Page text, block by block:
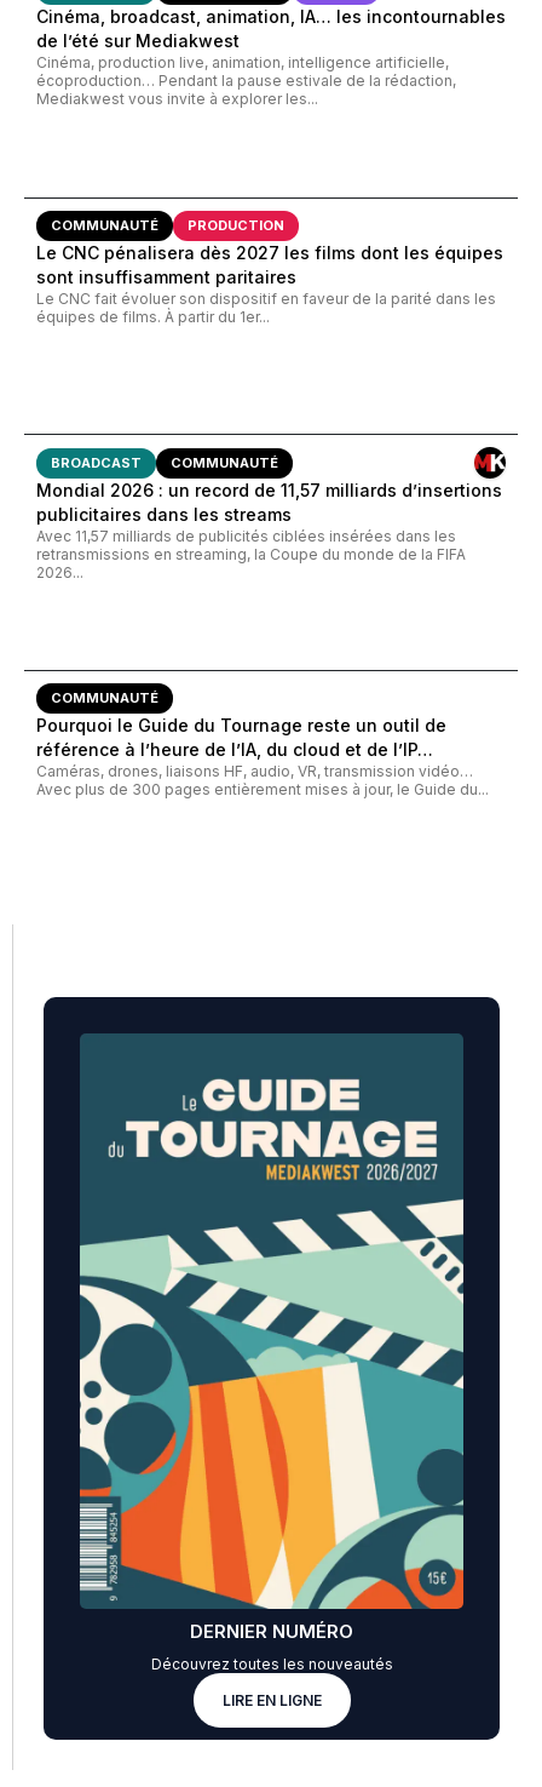
Cinéma, broadcast, animation, IA… les incontournables
de l’été sur Mediakwest
Cinéma, production live, animation, intelligence artificielle,
écoproduction… Pendant la pause estivale de la rédaction,
Mediakwest vous invite à explorer les...
COMMUNAUTÉ PRODUCTION
Le CNC pénalisera dès 2027 les films dont les équipes
sont insuffisamment paritaires
Le CNC fait évoluer son dispositif en faveur de la parité dans les
équipes de films. À partir du 1er...
BROADCAST COMMUNAUTÉ
Mondial 2026 : un record de 11,57 milliards d’insertions
publicitaires dans les streams
Avec 11,57 milliards de publicités ciblées insérées dans les
retransmissions en streaming, la Coupe du monde de la FIFA
2026...
COMMUNAUTÉ
Pourquoi le Guide du Tournage reste un outil de
référence à l’heure de l’IA, du cloud et de l’IP…
Caméras, drones, liaisons HF, audio, VR, transmission vidéo…
Avec plus de 300 pages entièrement mises à jour, le Guide du...
DERNIER NUMÉRO
Découvrez toutes les nouveautés
LIRE EN LIGNE